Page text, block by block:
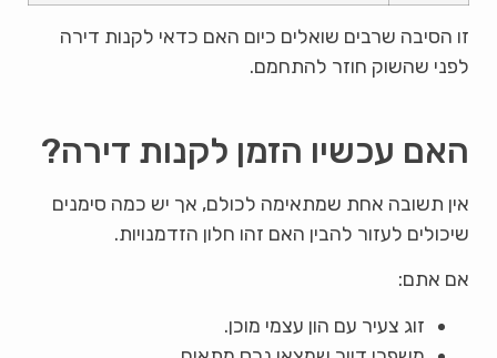
זו הסיבה שרבים שואלים כיום האם כדאי לקנות דירה
לפני שהשוק חוזר להתחמם.
האם עכשיו הזמן לקנות דירה?
אין תשובה אחת שמתאימה לכולם, אך יש כמה סימנים
שיכולים לעזור להבין האם זהו חלון הזדמנויות.
אם אתם:
זוג צעיר עם הון עצמי מוכן.